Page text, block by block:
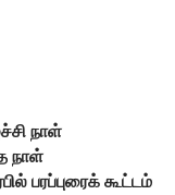
நாள்
நாள்
பரப்புரைக் கூட்டம்